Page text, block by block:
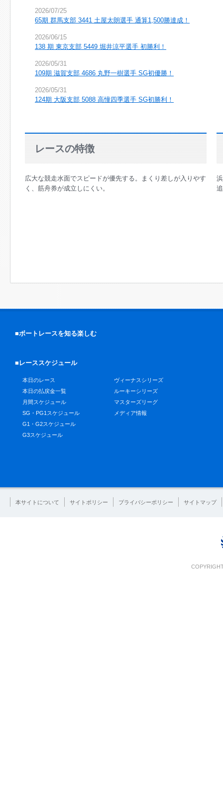
2026/07/25
65期 群馬支部 3441 土屋太朗選手 通算1,500勝達成！
2026/06/15
138 期 東京支部 5449 堀井涼平選手 初勝利！
2026/05/31
109期 滋賀支部 4686 丸野一樹選手 SG初優勝！
2026/05/31
124期 大阪支部 5088 高憧四季選手 SG初勝利！
2026/05/27
129期 香川支部 5224 西岡顕心選手 SG初勝利！
131期 大阪支部 5267 石本裕武選手 SG初勝利！
レースの特徴
広大な競走水面でスピードが優先する。まくり差しが入りやす
く、筋舟券が成立しにくい。
■ボートレースを知る楽しむ
■レーススケジュール
本日のレース
本日の払戻金一覧
月間スケジュール
SG・PG1スケジュール
G1・G2スケジュール
G3スケジュール
ヴィーナスシリーズ
ルーキーシリーズ
マスターズリーグ
メディア情報
本サイトについて サイトポリシー プライバシーポリシー サイトマップ